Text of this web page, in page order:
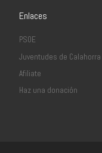
Enlaces
PSOE
Juventudes de Calahorra
Afiliate
Haz una donación